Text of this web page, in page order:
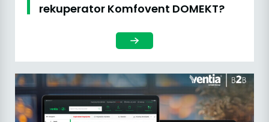
rekuperator Komfovent DOMEKT?